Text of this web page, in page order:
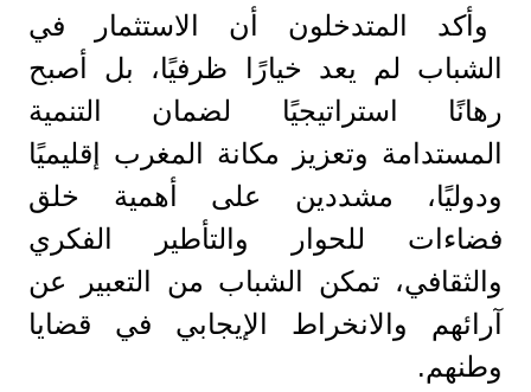
وأكد المتدخلون أن الاستثمار في
الشباب لم يعد خيارًا ظرفيًا، بل أصبح
رهانًا استراتيجيًا لضمان التنمية
المستدامة وتعزيز مكانة المغرب إقليميًا
ودوليًا، مشددين على أهمية خلق
فضاءات للحوار والتأطير الفكري
والثقافي، تمكن الشباب من التعبير عن
آرائهم والانخراط الإيجابي في قضايا
وطنهم.